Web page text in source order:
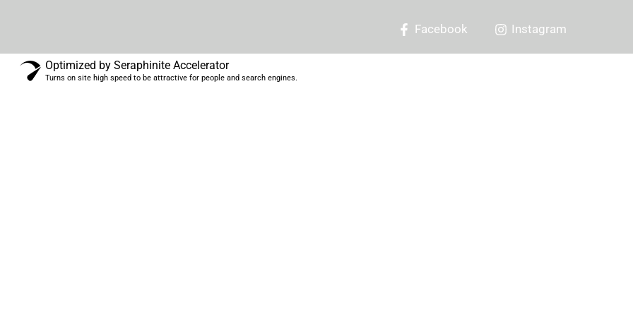
Facebook Instagram
Optimized by Seraphinite Accelerator
Turns on site high speed to be attractive for people and search engines.